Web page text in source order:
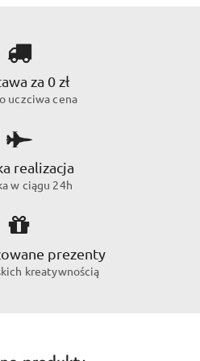
za 0 zł
uczciwa cena
realizacja
w ciągu 24h
prezenty
kreatywnością